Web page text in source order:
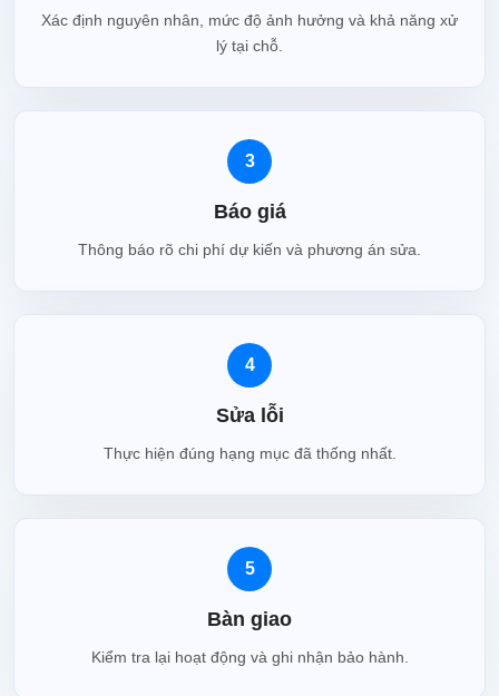
Xác định nguyên nhân, mức độ ảnh hưởng và khả năng xử
lý tại chỗ.
3
Báo giá
Thông báo rõ chi phí dự kiến và phương án sửa.
4
Sửa lỗi
Thực hiện đúng hạng mục đã thống nhất.
5
Bàn giao
Kiểm tra lại hoạt động và ghi nhận bảo hành.